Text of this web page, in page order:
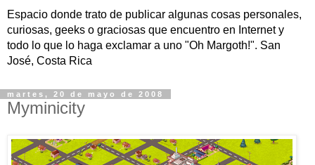
Espacio donde trato de publicar algunas cosas personales,
curiosas, geeks o graciosas que encuentro en Internet y
todo lo que lo haga exclamar a uno "Oh Margoth!". San
José, Costa Rica
martes, 20 de mayo de 2008
Myminicity